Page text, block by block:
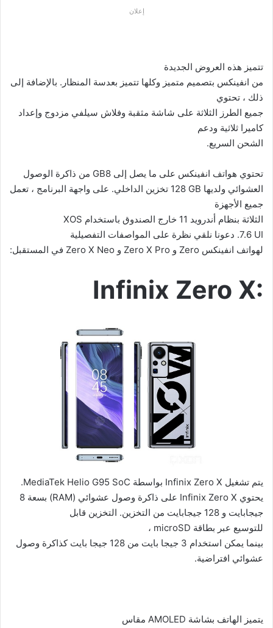
إعلان
تتميز هذه العروض الجديدة
من انفينكس بتصميم متميز وكلها تتميز بعدسة المنظار. بالإضافة إلى
ذلك ، تحتوي
جميع الطرز الثلاثة على شاشة مثقبة وفلاش سيلفي مزدوج وإعداد
كاميرا ثلاثية ودعم
الشحن السريع.
تحتوي هواتف انفينكس على ما يصل إلى 8 GB من ذاكرة الوصول
العشوائي ولديها GB
128 تخزين الداخلي. على واجهة البرنامج ، تعمل
جميع الأجهزة
الثلاثة بنظام أندرويد 11 خارج الصندوق باستخدام
XOS
7.6 UI. دعونا نلقي نظرة على المواصفات التفصيلية
لهواتف انفينكس Zero و Zero X Pro و Zero X Neo في المستقبل:
Infinix Zero X:
يتم تشغيل Infinix Zero X بواسطة MediaTek Helio G95 SoC
.
يحتوي Infinix Zero X على ذاكرة وصول عشوائي (RAM
) بسعة 8
جيجابايت و 128 جيجابايت من التخزين. التخزين قابل
للتوسيع عبر بطاقة microSD ،
بينما يمكن استخدام 3 جيجا بايت من 128 جيجا بايت كذاكرة وصول
عشوائي افتراضية.
يتميز الهاتف بشاشة AMOLED مقاس